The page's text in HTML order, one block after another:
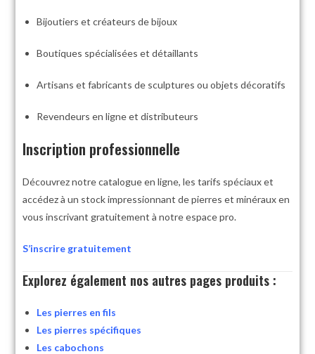
Bijoutiers et créateurs de bijoux
Boutiques spécialisées et détaillants
Artisans et fabricants de sculptures ou objets décoratifs
Revendeurs en ligne et distributeurs
Inscription professionnelle
Découvrez notre catalogue en ligne, les tarifs spéciaux et
accédez à un stock impressionnant de pierres et minéraux en
vous inscrivant gratuitement à notre espace pro.
S’inscrire gratuitement
Explorez également nos autres pages produits :
Les pierres en fils
Les pierres spécifiques
Les cabochons